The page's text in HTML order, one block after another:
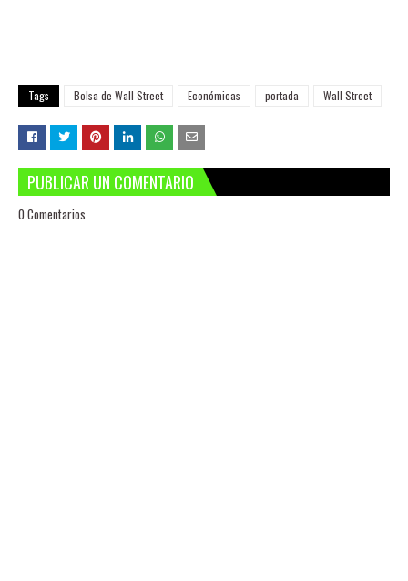
Tags Bolsa de Wall Street Económicas portada Wall Street
PUBLICAR UN COMENTARIO
0 Comentarios